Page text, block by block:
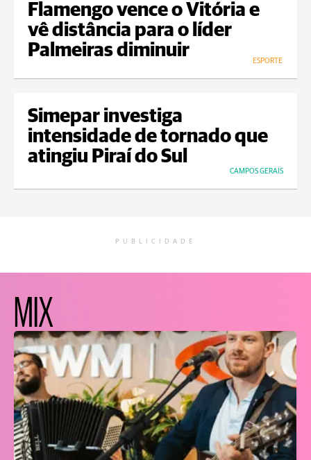
Flamengo vence o Vitória e
vê distância para o líder
Palmeiras diminuir
ESPORTE
Simepar investiga
intensidade de tornado que
atingiu Piraí do Sul
CAMPOS GERAIS
PUBLICIDADE
MIX